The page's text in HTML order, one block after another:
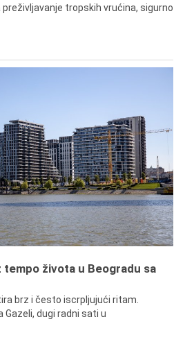
tropskih vrućina, sigurno
tempo života u Beogradu sa
brz i često iscrpljujući ritam.
Gazeli, dugi radni sati u